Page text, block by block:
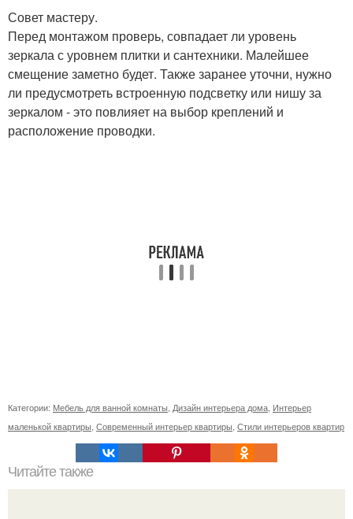
Совет мастеру.
Перед монтажом проверь, совпадает ли уровень
зеркала с уровнем плитки и сантехники. Малейшее
смещение заметно будет. Также заранее уточни, нужно
ли предусмотреть встроенную подсветку или нишу за
зеркалом - это повлияет на выбор креплений и
расположение проводки.
Категории: Мебель для ванной комнаты Дизайн интерьера дома Интерьер
маленькой квартиры Современный интерьер квартиры Стили интерьеров квартир
Читайте также